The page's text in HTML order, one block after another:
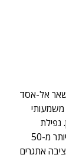
אל-אסד
היא רגע משמעותי
נפילת
אתגרים